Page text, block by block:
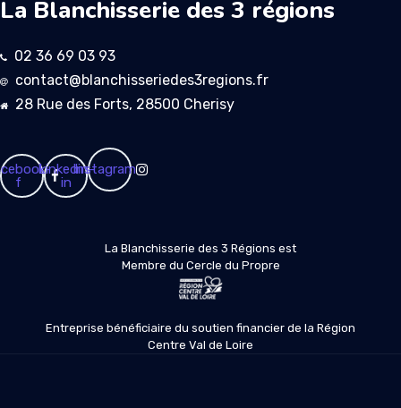
La Blanchisserie des 3 régions
02 36 69 03 93
contact@blanchisseriedes3regions.fr
28 Rue des Forts, 28500 Cherisy
f
Linkedin-
in
Instagram
La Blanchisserie des 3 Régions est
Membre du Cercle du Propre
Entreprise bénéficiaire du soutien financier de la Région
Centre Val de Loire